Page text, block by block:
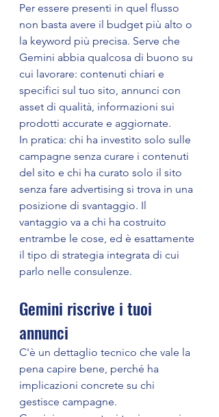
Per essere presenti in quel flusso
non basta avere il budget più alto o
la keyword più precisa. Serve che
Gemini abbia qualcosa di buono su
cui lavorare: contenuti chiari e
specifici sul tuo sito, annunci con
asset di qualità, informazioni sui
prodotti accurate e aggiornate.
In pratica: chi ha investito solo sulle
campagne senza curare i contenuti
del sito e chi ha curato solo il sito
senza fare advertising si trova in una
posizione di svantaggio. Il
vantaggio va a chi ha costruito
entrambe le cose, ed è esattamente
il tipo di strategia integrata di cui
parlo nelle consulenze.
Gemini riscrive i tuoi
annunci
C'è un dettaglio tecnico che vale la
pena capire bene, perché ha
implicazioni concrete su chi
gestisce campagne.